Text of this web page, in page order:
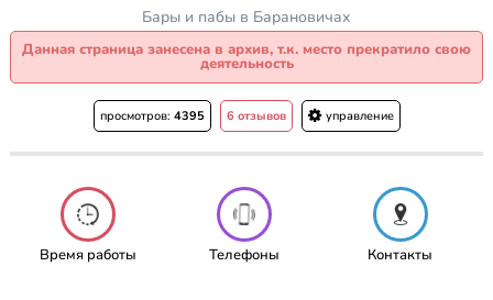
Бары и пабы в Барановичах
Данная страница занесена в архив, т.к. место прекратило свою
деятельность
просмотров: 4395 6 отзывов управление
Время работы Телефоны Контакты